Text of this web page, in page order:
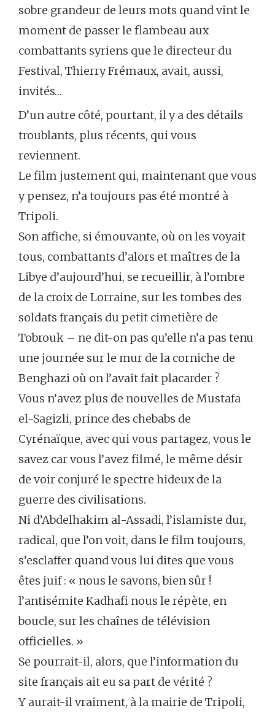
sobre grandeur de leurs mots quand vint le
moment de passer le flambeau aux
combattants syriens que le directeur du
Festival, Thierry Frémaux, avait, aussi,
invités…
D’un autre côté, pourtant, il y a des détails
troublants, plus récents, qui vous
reviennent.
Le film justement qui, maintenant que vous
y pensez, n’a toujours pas été montré à
Tripoli.
Son affiche, si émouvante, où on les voyait
tous, combattants d’alors et maîtres de la
Libye d’aujourd’hui, se recueillir, à l’ombre
de la croix de Lorraine, sur les tombes des
soldats français du petit cimetière de
Tobrouk – ne dit-on pas qu’elle n’a pas tenu
une journée sur le mur de la corniche de
Benghazi où on l’avait fait placarder ?
Vous n’avez plus de nouvelles de Mustafa
el-Sagizli, prince des chebabs de
Cyrénaïque, avec qui vous partagez, vous le
savez car vous l’avez filmé, le même désir
de voir conjuré le spectre hideux de la
guerre des civilisations.
Ni d’Abdelhakim al-Assadi, l’islamiste dur,
radical, que l’on voit, dans le film toujours,
s’esclaffer quand vous lui dites que vous
êtes juif : « nous le savons, bien sûr !
l’antisémite Kadhafi nous le répète, en
boucle, sur les chaînes de télévision
officielles. »
Se pourrait-il, alors, que l’information du
site français ait eu sa part de vérité ?
Y aurait-il vraiment, à la mairie de Tripoli,